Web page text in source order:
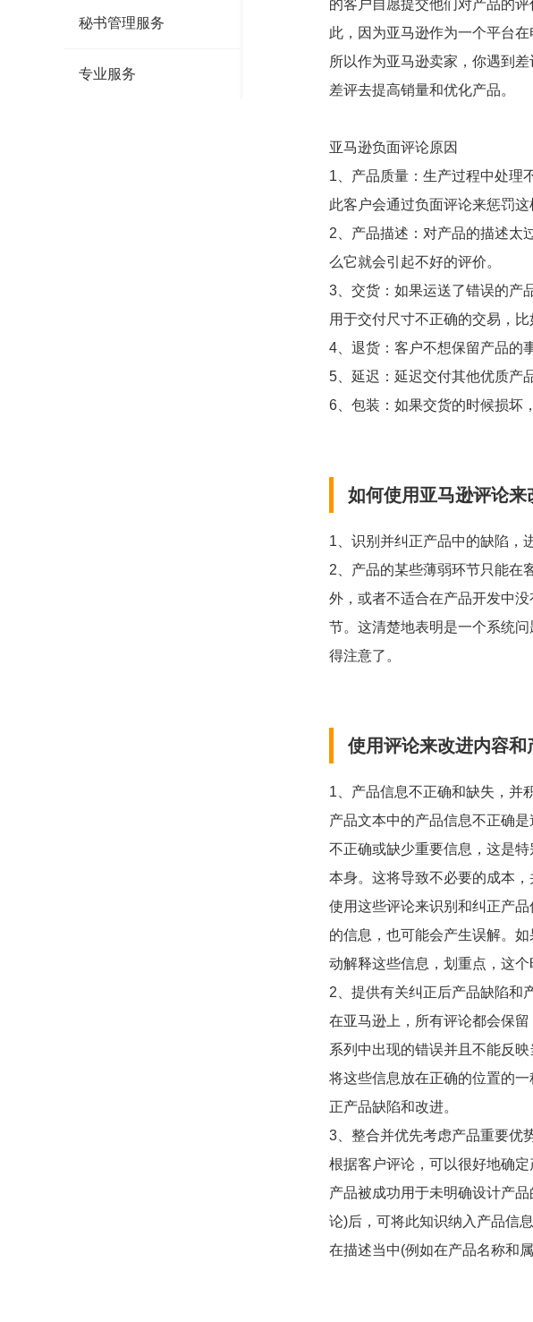
秘书管理服务
专业服务
的客户自愿提交他们对产品的
此，因为亚马逊作为一个平台
所以作为亚马逊卖家，你遇到
差评去提高销量和优化产品。
亚马逊负面评论原因
1、产品质量：生产过程中处理
此客户会通过负面评论来惩罚
2、产品描述：对产品的描述太
么它就会引起不好的评价。
3、交货：如果运送了错误的产
用于交付尺寸不正确的交易，
4、退货：客户不想保留产品的
5、延迟：延迟交付其他优质产
6、包装：如果交货的时候损坏
如何使用亚马逊评论
1、识别并纠正产品中的缺陷，
2、产品的某些薄弱环节只能在
外，或者不适合在产品开发中
节。这清楚地表明是一个系统
得注意了。
使用评论来改进内容和
1、产品信息不正确和缺失，并
产品文本中的产品信息不正确
不正确或缺少重要信息，这是
本身。这将导致不必要的成本
使用这些评论来识别和纠正产
的信息，也可能会产生误解。
动解释这些信息，划重点，这个
2、提供有关纠正后产品缺陷和
在亚马逊上，所有评论都会保
系列中出现的错误并且不能反
将这些信息放在正确的位置的
正产品缺陷和改进。
3、整合并优先考虑产品重要优
根据客户评论，可以很好地确
产品被成功用于未明确设计产
论)后，可将此知识纳入产品信
在描述当中(例如在产品名称和属